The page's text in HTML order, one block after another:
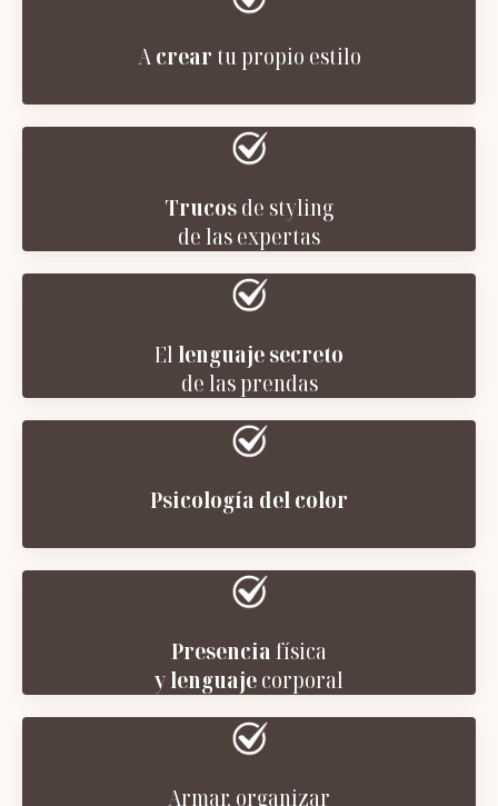
A crear tu propio estilo
Trucos de styling
de las expertas
El lenguaje secreto
de las prendas
Psicología del color
Presenciafísica
y lenguajecorporal
Armar, organizar